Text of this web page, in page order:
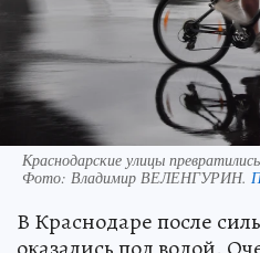
Краснодарские улицы
Фото: Владимир ВЕЛЕНГУРИН.
В Краснодаре после